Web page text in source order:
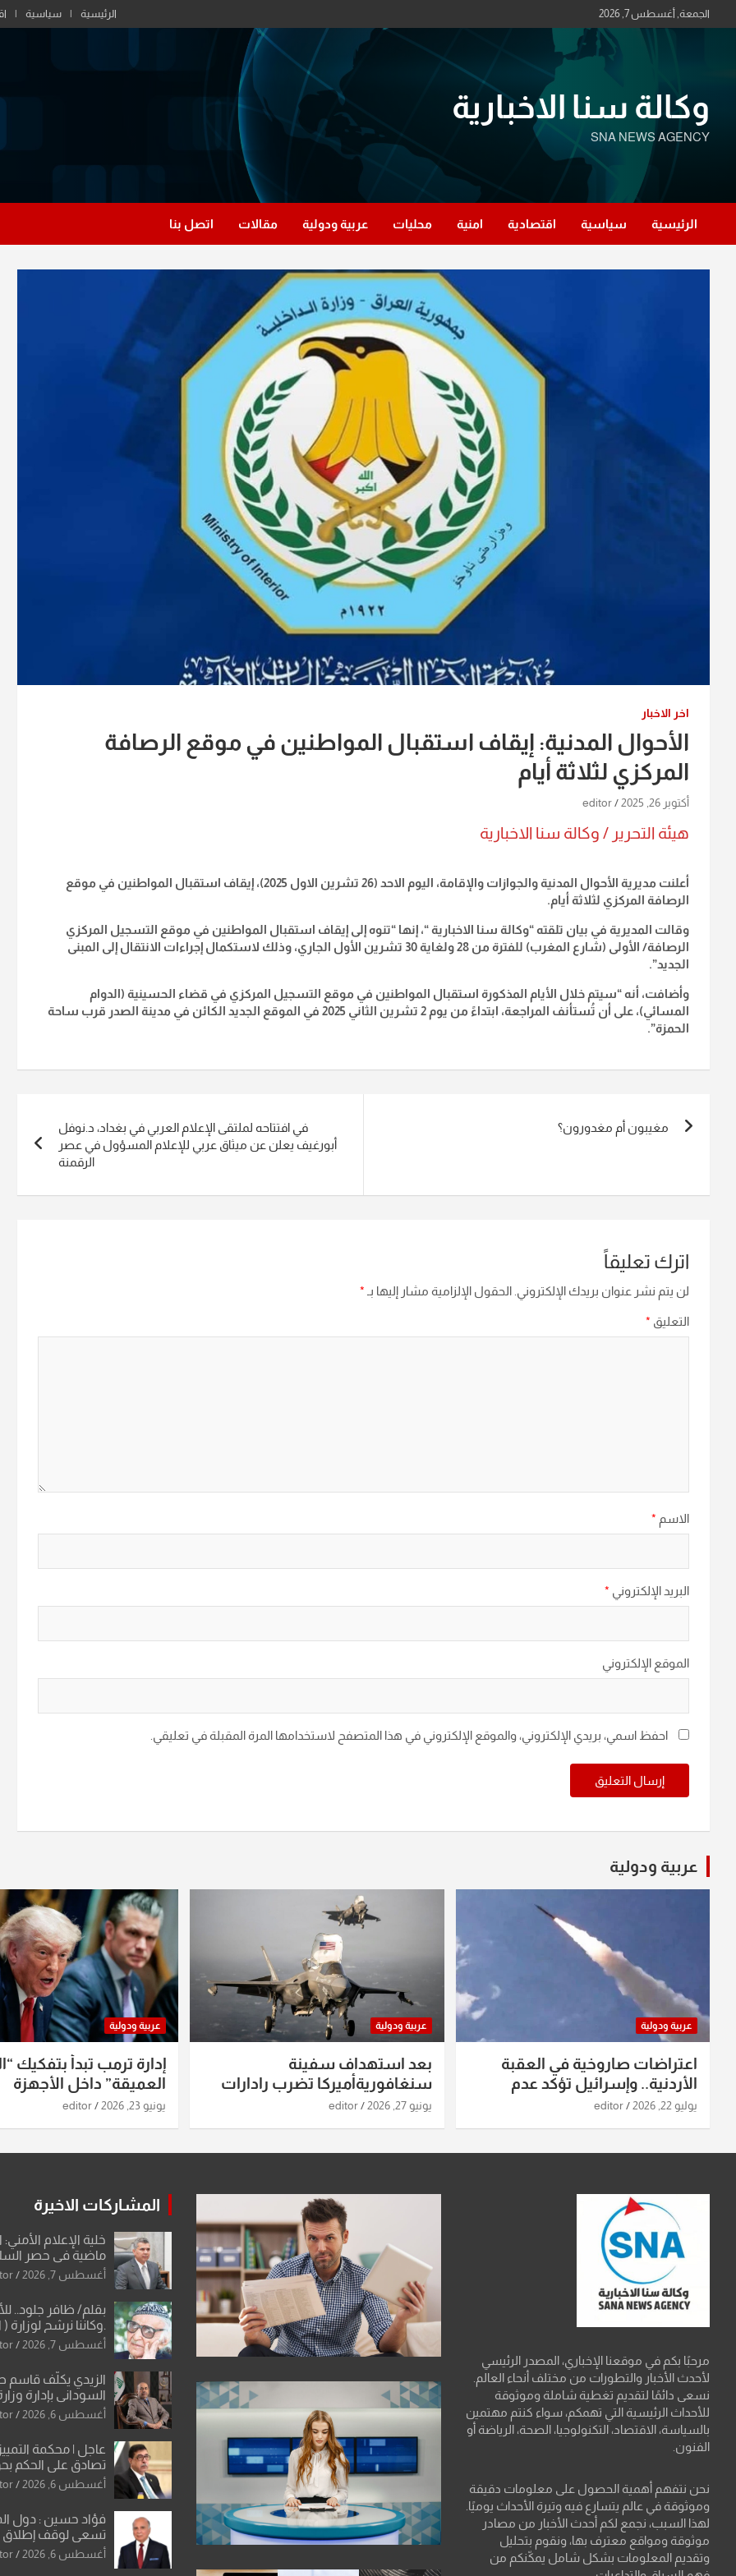
to
الجمعة, أغسطس 7, 2026 الرئيسية سياسية
وكالة سنا الاخبارية
SNA NEWS AGENCY
الرئيسية سياسية اقتصادية امنية محليات عربية ودولية مقالات اتصل بنا
اخر الاخبار
الأحوال المدنية: إيقاف استقبال المواطنين في موقع الرصافة
المركزي لثلاثة أيام
أكتوبر 26, 2025 editor
هيئة التحرير / وكالة سنا الاخبارية
أعلنت مديرية الأحوال المدنية والجوازات والإقامة، اليوم الاحد (26 تشرين الاول 2025)، إيقاف استقبال المواطنين في موقع
الرصافة المركزي لثلاثة أيام.
وقالت المديرية في بيان تلقته “وكالة سنا الاخبارية “، إنها “تنوه إلى إيقاف استقبال المواطنين في موقع التسجيل المركزي
الرصافة/ الأولى (شارع المغرب) للفترة من 28 ولغاية 30 تشرين الأول الجاري، وذلك لاستكمال إجراءات الانتقال إلى المبنى
الجديد”.
وأضافت، أنه “سيتم خلال الأيام المذكورة استقبال المواطنين في موقع التسجيل المركزي في قضاء الحسينية (الدوام
المسائي)، على أن تُستأنف المراجعة، ابتداءً من يوم 2 تشرين الثاني 2025 في الموقع الجديد الكائن في مدينة الصدر قرب ساحة
الحمزة”.
المقالات
مغيبون أم مغدورون؟
في افتتاحه لملتقى الإعلام العربي في بغداد، د.نوفل
أبورغيف يعلن عن ميثاق عربي للإعلام المسؤول في عصر
الرقمنة
اترك تعليقاً
لن يتم نشر عنوان بريدك الإلكتروني. الحقول الإلزامية مشار إليها بـ *
التعليق *
الاسم *
البريد الإلكتروني *
الموقع الإلكتروني
احفظ اسمي، بريدي الإلكتروني، والموقع الإلكتروني في هذا المتصفح لاستخدامها المرة المقبلة في تعليقي.
عربية ودولية
عربية ودولية
اعتراضات صاروخية في العقبة
الأردنية.. وإسرائيل تؤكد عدم
استهدافها
يوليو 22, 2026 editor
عربية ودولية
بعد استهداف سفينة
سنغافوريةأميركا تضرب رادارات
ومواقع صواريخ ومسيرات إيران..
يونيو 27, 2026 editor
عربية ودولية
إدارة ترمب تبدأ بتفكيك
العميقة” داخل الأجهزة
الاستخباراتية
يونيو 23, 2026 editor
مرحبًا بكم في موقعنا الإخباري، المصدر الرئيسي
لأحدث الأخبار والتطورات من مختلف أنحاء العالم.
نسعى دائمًا لتقديم تغطية شاملة وموثوقة
للأحداث الرئيسية التي تهمكم، سواء كنتم مهتمين
بالسياسة، الاقتصاد، التكنولوجيا، الصحة، الرياضة أو
الفنون.
نحن نتفهم أهمية الحصول على معلومات دقيقة
وموثوقة في عالم يتسارع فيه وتيرة الأحداث يوميًا.
لهذا السبب، نجمع لكم أحدث الأخبار من مصادر
موثوقة ومواقع معترف بها، ونقوم بتحليل
وتقديم المعلومات بشكل شامل يمكّنكم من
المشاركات الاخيرة
خلية الإعلام
ماضية في حصر
دون رجعة
أغسطس 7, 2026
بقلم/ ظافر جلود..
.وكاننا نرشح لوزارة (
ماتت من
العراقية..
أغسطس 7, 2026
الزيدي يكلّف قاسم
السوداني بإدارة
أغسطس 6, 2026
عاجل | محكمة التمييز
تصادق على الحكم
الواحد كبيان
أغسطس 6, 2026
فؤاد حسين : دول
تسعى لوقف إطلاق
فتح مضيق هرمز ..
أغسطس 6, 2026